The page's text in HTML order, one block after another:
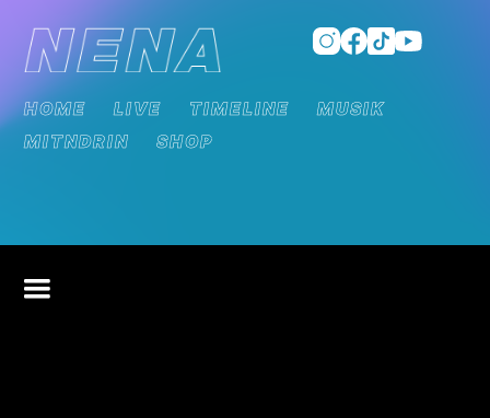
HOME LIVE TIMELINE
MUSIK
MITNDRIN
SHOP